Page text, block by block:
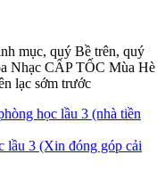
mục, quý Bề trên, quý
Nhạc CẤP TỐC Mùa Hè
lạc sớm trước
học lầu 3 (nhà tiền
lầu 3 (Xin đóng góp cải